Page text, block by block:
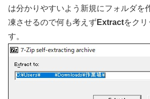
は分かりやすいよう新規にフォルダを
凍させるので何も考えずExtractをク
す。